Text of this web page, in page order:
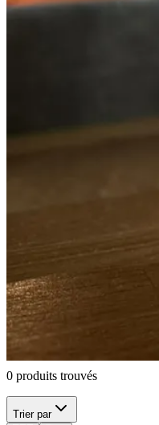
CUVÉE CANDLES
Accessoires pour le vin
0 produits trouvés
Trier par